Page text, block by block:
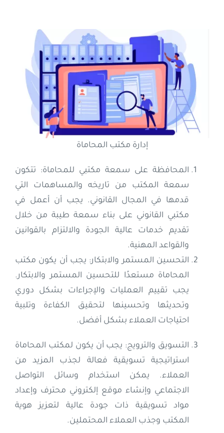
إدارة مكتب المحاماة
المحافظة على سمعة مكتبي للمحاماة: تتكون
سمعة المكتب من تاريخه والمساهمات التي
قدمها في المجال القانوني. يجب أن أعمل في
مكتبي القانوني على بناء سمعة طيبة من خلال
تقديم خدمات عالية الجودة والالتزام بالقوانين
والقواعد المهنية.
التحسين المستمر والابتكار: يجب أن يكون مكتب
المحاماة مستعدًا للتحسين المستمر والابتكار.
يجب تقييم العمليات والإجراءات بشكل دوري
وتحديثها وتحسينها لتحقيق الكفاءة وتلبية
احتياجات العملاء بشكل أفضل.
التسويق والترويج: يجب أن يكون لمكتب المحاماة
استراتيجية تسويقية فعالة لجذب المزيد من
العملاء. يمكن استخدام وسائل التواصل
الاجتماعي وإنشاء موقع إلكتروني محترف وإعداد
مواد تسويقية ذات جودة عالية لتعزيز هوية
المكتب وجذب العملاء المحتملين.